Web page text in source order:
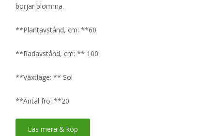
börjar blomma.
**Plantavstånd, cm: **60
**Radavstånd, cm: ** 100
**Växtläge: ** Sol
**Antal frö: **20
Läs mera & köp